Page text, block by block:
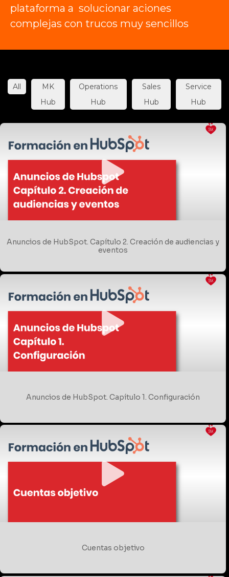
plataforma a solucionar aciones
complejas con trucos muy sencillos
All
MK
Hub
Operations
Hub
Sales
Hub
Service
Hub
Anuncios de HubSpot. Capítulo 2. Creación de audiencias y
eventos
Anuncios de HubSpot. Capítulo 1. Configuración
Cuentas objetivo